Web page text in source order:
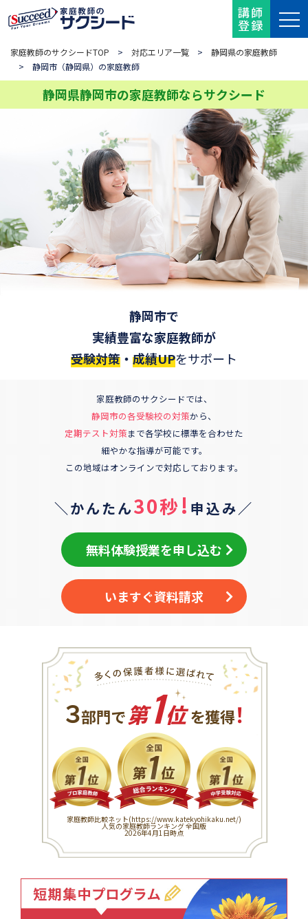
講師
登録
家庭教師のサクシードTOP > 対応エリア一覧 > 静岡県の家庭教師
> 静岡市（静岡県）の家庭教師
静岡県静岡市の家庭教師ならサクシード
静岡市で
実績豊富な家庭教師が
受験対策 ・ 成績UPをサポート
家庭教師のサクシードでは、
静岡市の各受験校の対策から、
定期テスト対策まで各学校に標準を合わせた
細やかな指導が可能です。
この地域はオンラインで対応しております。
＼かんたん30秒! 申込み／
無料体験授業を申し込む
いますぐ資料請求
３部門で 第1位を獲得！
家庭教師比較ネット(https://www.katekyohikaku.net/)
人気の家庭教師ランキング 全国版
2026年4月1日時点